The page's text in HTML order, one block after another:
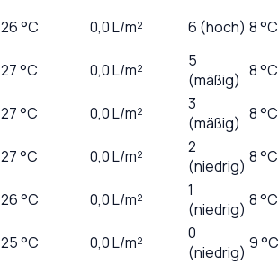
26°C 0,0L/m² 6 (hoch) 8 °C
27°C 0,0L/m²
5
(mäßig) 8 °C
27°C 0,0L/m²
3
(mäßig) 8 °C
27°C 0,0L/m²
2
(niedrig) 8 °C
26°C 0,0L/m²
1
(niedrig) 8 °C
25°C 0,0L/m²
0
(niedrig) 9 °C